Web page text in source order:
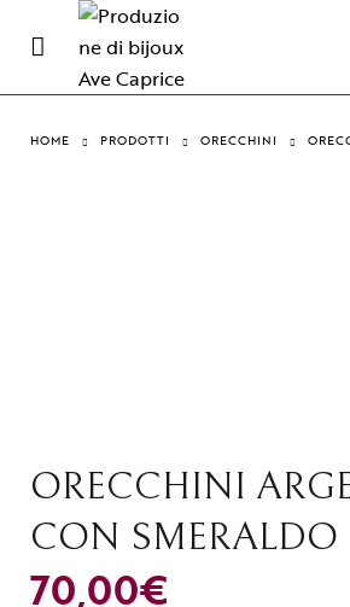
HOME PRODOTTI ORECCHINI
ORECCHINI
CON SMERALDO
70,00€